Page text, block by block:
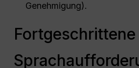
Genehmigung).